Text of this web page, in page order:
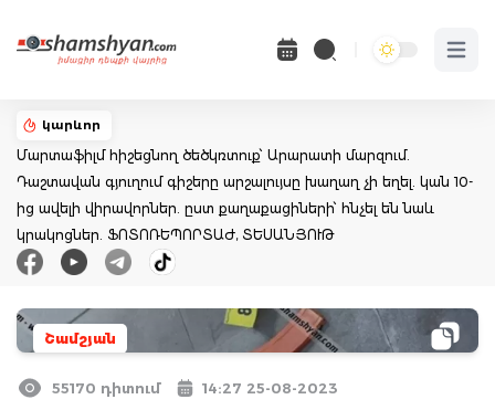
Open
կարևոր
Մարտաֆիլմ հիշեցնող ծեծկռտուք՝ Արարատի մարզում.
Դաշտավան գյուղում գիշերը արշալույսը խաղաղ չի եղել. կան 10-
ից ավելի վիրավորներ. ըստ քաղաքացիների՝ հնչել են նաև
կրակոցներ. ՖՈՏՈՌԵՊՈՐՏԱԺ, ՏԵՍԱՆՅՈՒԹ
Շամշյան
55170 դիտում 14:27 25-08-2023